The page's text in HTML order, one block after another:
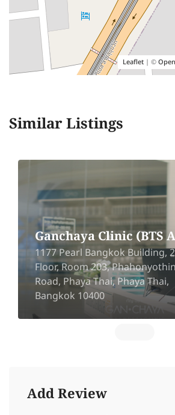
Leaflet | ©
Similar Listings
Ganchaya Clinic (BTS
1177 Pearl Bangkok Building,
Floor, Room 203, Phahonyothin
Road, Phaya Thai, Phaya Thai,
Bangkok 10400
Add Review